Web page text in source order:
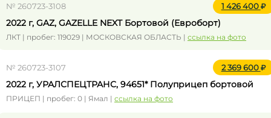
№ 260723-3108 1 426 400
2022 г, GAZ, GAZELLE NEXT Бортовой (Евроборт)
ЛКТ | пробег: 119029 | МОСКОВСКАЯ ОБЛАСТЬ | ссылка на фото
№ 260723-3107 2 369 600
2022 г, УРАЛСПЕЦТРАНС, 94651* Полуприцеп бортовой
ПРИЦЕП | пробег: 0 | Ямал | ссылка на фото